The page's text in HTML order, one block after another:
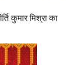
कुमार मिश्रा का